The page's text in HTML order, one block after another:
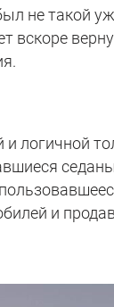
не такой
вскоре
логичной
и